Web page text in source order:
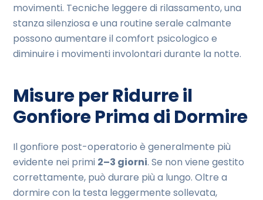
movimenti. Tecniche leggere di rilassamento, una
stanza silenziosa e una routine serale calmante
possono aumentare il comfort psicologico e
diminuire i movimenti involontari durante la notte.
Misure per Ridurre il
Gonfiore Prima di Dormire
Il gonfiore post-operatorio è generalmente più
evidente nei primi 2–3 giorni. Se non viene gestito
correttamente, può durare più a lungo. Oltre a
dormire con la testa leggermente sollevata,